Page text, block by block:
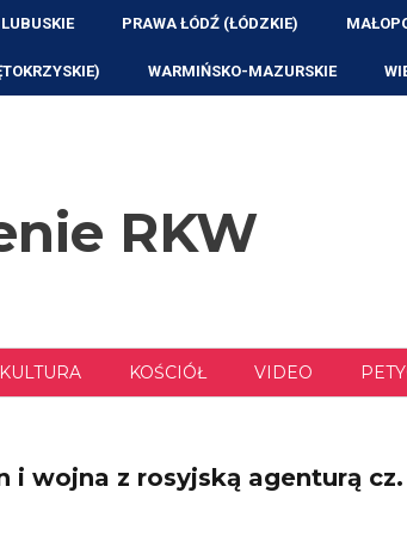
LUBUSKIE PRAWA ŁÓDŹ (ŁÓDZKIE)
WARMIŃSKO-MAZURSKIE
RKW
KULTURA KOŚCIÓŁ VIDEO
i wojna z rosyjską agenturą cz.